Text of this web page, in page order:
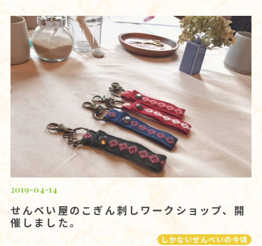
2019-04-14
せんべい屋のこぎん刺しワークショップ、開
催しました。
しかないせんべいの今頃